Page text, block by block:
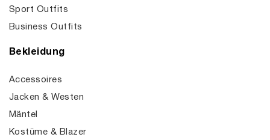
Sport Outfits
Business Outfits
Bekleidung
Accessoires
Jacken & Westen
Mäntel
Kostüme & Blazer